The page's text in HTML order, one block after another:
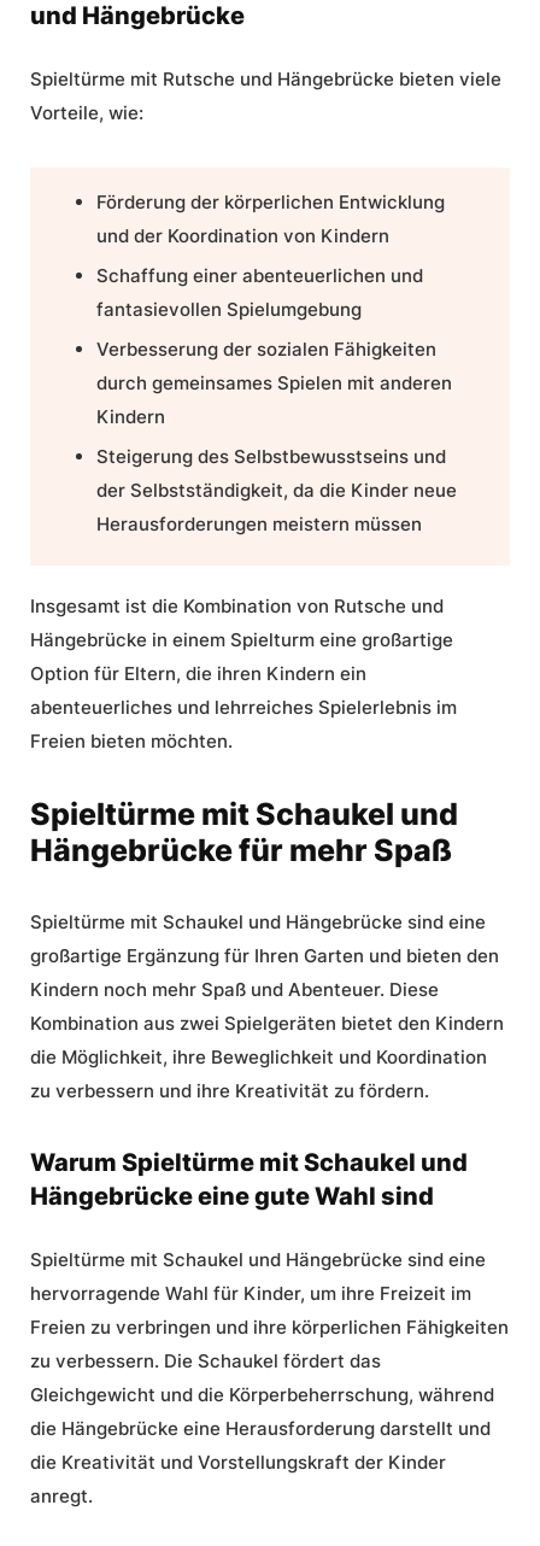
und Hängebrücke
Spieltürme mit Rutsche und Hängebrücke bieten viele
Vorteile, wie:
Förderung der körperlichen Entwicklung
und der Koordination von Kindern
Schaffung einer abenteuerlichen und
fantasievollen Spielumgebung
Verbesserung der sozialen Fähigkeiten
durch gemeinsames Spielen mit anderen
Kindern
Steigerung des Selbstbewusstseins und
der Selbstständigkeit, da die Kinder neue
Herausforderungen meistern müssen
Insgesamt ist die Kombination von Rutsche und
Hängebrücke in einem Spielturm eine großartige
Option für Eltern, die ihren Kindern ein
abenteuerliches und lehrreiches Spielerlebnis im
Freien bieten möchten.
Spieltürme mit Schaukel und
Hängebrücke für mehr Spaß
Spieltürme mit Schaukel und Hängebrücke sind eine
großartige Ergänzung für Ihren Garten und bieten den
Kindern noch mehr Spaß und Abenteuer. Diese
Kombination aus zwei Spielgeräten bietet den Kindern
die Möglichkeit, ihre Beweglichkeit und Koordination
zu verbessern und ihre Kreativität zu fördern.
Warum Spieltürme mit Schaukel und
Hängebrücke eine gute Wahl sind
Spieltürme mit Schaukel und Hängebrücke sind eine
hervorragende Wahl für Kinder, um ihre Freizeit im
Freien zu verbringen und ihre körperlichen Fähigkeiten
zu verbessern. Die Schaukel fördert das
Gleichgewicht und die Körperbeherrschung, während
die Hängebrücke eine Herausforderung darstellt und
die Kreativität und Vorstellungskraft der Kinder
anregt.